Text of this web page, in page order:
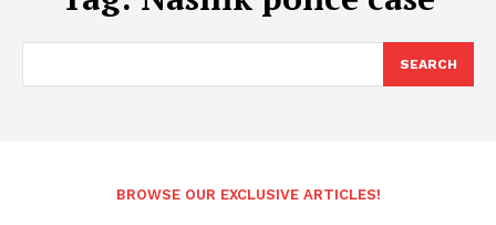
SEARCH
BROWSE OUR EXCLUSIVE ARTICLES!